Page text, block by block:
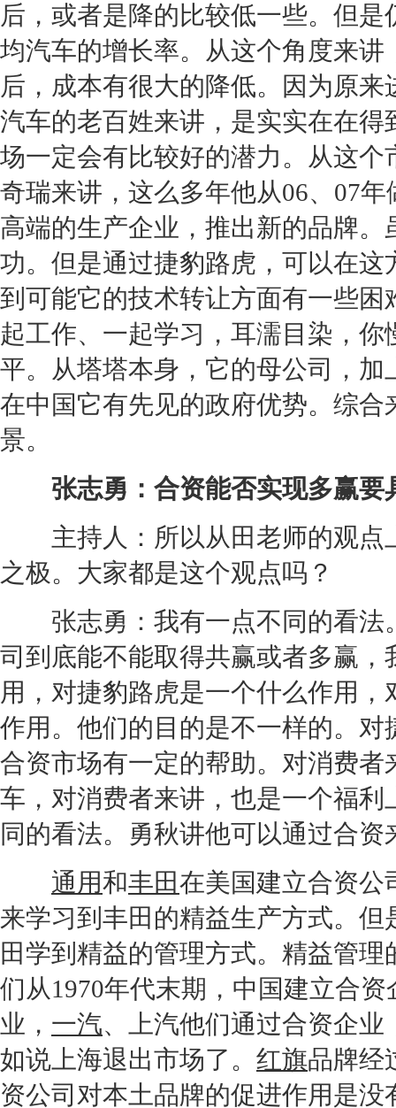
后，或者是降的比较低一些。但
均汽车的增长率。从这个角度来
后，成本有很大的降低。因为原
汽车的老百姓来讲，是实实在在得
场一定会有比较好的潜力。从这
奇瑞来讲，这么多年他从06、07
高端的生产企业，推出新的品牌
功。但是通过捷豹路虎 ，可以在
到可能它的技术转让方面有一些
起工作、一起学习，耳濡目染，
平。从塔塔本身，它的母公司，加
在中国它有先见的政府优势。综合
景。
张志勇：合资能否实现多赢要
主持人：所以从田老师的观点
之极。大家都是这个观点吗？
张志勇：我有一点不同的看法
司到底能不能取得共赢或者多赢
用，对捷豹路虎是一个什么作用，
作用。他们的目的是不一样的。对
合资市场有一定的帮助。对消费
车 ，对消费者来讲，也是一个福
同的看法。勇秋讲他可以通过合资
通用和丰田在美国建立合资公
来学习到 丰田 的精益生产方式。
田 学到精益的管理方式。精益管
们从1970年代末期，中国建立合
业， 一汽、上汽他们通过合资企
如说 上海退出市场了。 红旗品牌经
资公司对本土品牌的促进作用是